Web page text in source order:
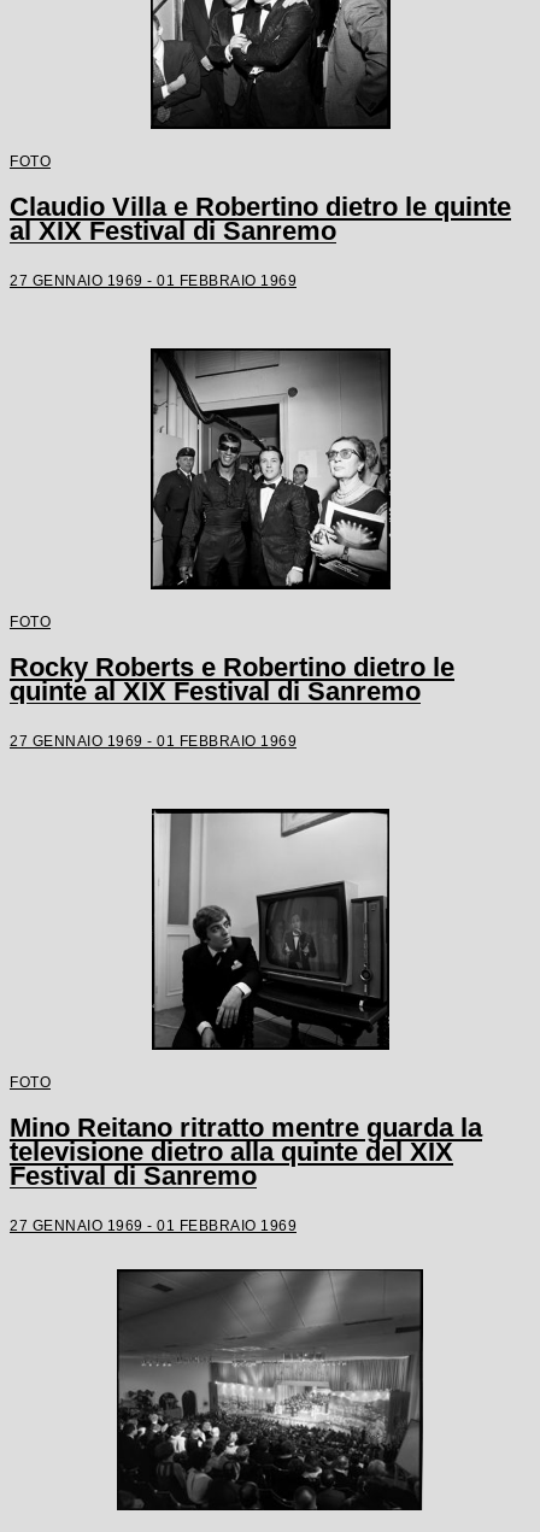
FOTO
Claudio Villa e Robertino dietro le quinte
al XIX Festival di Sanremo
27 GENNAIO 1969 - 01 FEBBRAIO 1969
FOTO
Rocky Roberts e Robertino dietro le
quinte al XIX Festival di Sanremo
27 GENNAIO 1969 - 01 FEBBRAIO 1969
FOTO
Mino Reitano ritratto mentre guarda la
televisione dietro alla quinte del XIX
Festival di Sanremo
27 GENNAIO 1969 - 01 FEBBRAIO 1969